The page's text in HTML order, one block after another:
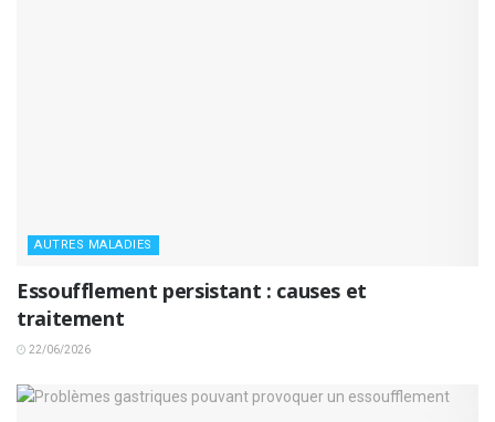
AUTRES MALADIES
Essoufflement persistant : causes et
traitement
22/06/2026